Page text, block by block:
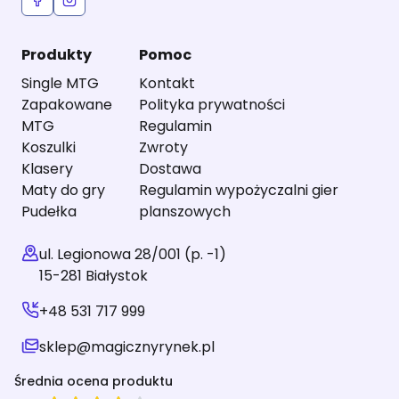
Produkty
Single MTG
Zapakowane
MTG
Koszulki
Klasery
Maty do gry
Pudełka
Pomoc
Kontakt
Polityka prywatności
Regulamin
Zwroty
Dostawa
Regulamin wypożyczalni gier
planszowych
ul. Legionowa 28/001 (p. -1)
15-281 Białystok
+48 531 717 999
sklep@magicznyrynek.pl
Średnia ocena produktu